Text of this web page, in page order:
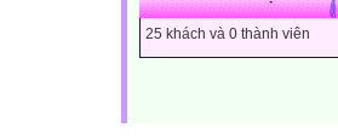
25 khách và 0 thành viên